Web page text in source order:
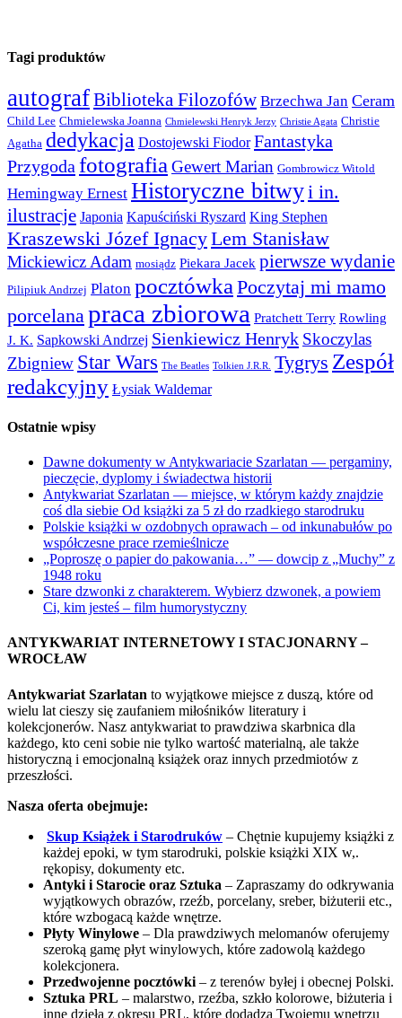
Tagi produktów
autografBiblioteka Filozofów Brzechwa Jan Ceram
Child Lee Chmielewska Joanna Chmielewski Henryk Jerzy Christie Agata Christie
Agatha dedykacja Dostojewski Fiodor Fantastyka
Przygodafotografia Gewert Marian Gombrowicz Witold
Hemingway Ernest Historyczne bitwyi in.
ilustracje Japonia Kapuściński Ryszard King Stephen
Kraszewski Józef IgnacyLem Stanisław
Mickiewicz Adam mosiądz Piekara Jacek pierwsze wydanie
Pilipiuk Andrzej Platon pocztówka Poczytaj mi mamo
porcelanapraca zbiorowa Pratchett Terry Rowling
J. K. Sapkowski Andrzej Sienkiewicz Henryk Skoczylas
Zbigniew Star Wars The Beatles Tolkien J.R.R. Tygrys Zespół
redakcyjny Łysiak Waldemar
Ostatnie wpisy
Dawne dokumenty w Antykwariacie Szarlatan — pergaminy,
pieczęcie, dyplomy i świadectwa historii
Antykwariat Szarlatan — miejsce, w którym każdy znajdzie
coś dla siebie Od książki za 5 zł do rzadkiego starodruku
Polskie książki w ozdobnych oprawach – od inkunabułów po
współczesne prace rzemieślnicze
„Poproszę o papier do pakowania…” — dowcip z „Muchy” z
1948 roku
Stare dzwonki z charakterem. Wybierz dzwonek, a powiem
Ci, kim jesteś – film humorystyczny
ANTYKWARIAT INTERNETOWY I STACJONARNY –
WROCŁAW
Antykwariat Szarlatan to wyjątkowe miejsce z duszą, które od
wielu lat cieszy się zaufaniem miłośników literatury i
kolekcjonerów. Nasz antykwariat to prawdziwa skarbnica dla
każdego, kto ceni sobie nie tylko wartość materialną, ale także
historyczną i emocjonalną książek oraz innych przedmiotów z
przeszłości.
Nasza oferta obejmuje:
Skup Książek i Starodruków – Chętnie kupujemy książki z
każdej epoki, w tym starodruki, polskie książki XIX w,.
rękopisy, dokumenty etc.
Antyki i Starocie oraz Sztuka – Zapraszamy do odkrywania
wyjątkowych obrazów, rzeźb, porcelany, sreber, biżuterii etc.,
które wzbogacą każde wnętrze.
Płyty Winylowe – Dla prawdziwych melomanów oferujemy
szeroką gamę płyt winylowych, które zadowolą każdego
kolekcjonera.
Przedwojenne pocztówki – z terenów byłej i obecnej Polski.
Sztuka PRL – malarstwo, rzeźba, szkło kolorowe, biżuteria i
inne dzieła z okresu PRL, które dodadzą Twojemu wnętrzu